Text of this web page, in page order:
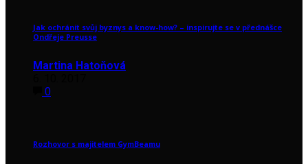
Jak ochránit svůj byznys a know-how? – inspirujte se v přednášce
Ondřeje Preusse
Martina Hatoňová
0
Rozhovor s majitelem GymBeamu